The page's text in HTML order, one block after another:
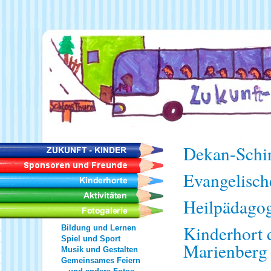
Dekan-
Kinderhort
Marienberg
Bildung und Lernen
Spiel und Sport
Musik und Gestalten
Gemeinsames Feiern